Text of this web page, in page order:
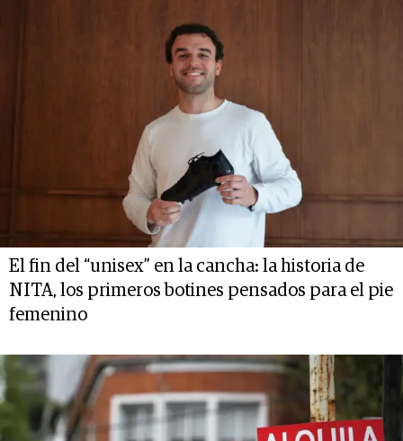
El fin del “unisex” en la cancha: la historia de
NITA, los primeros botines pensados para el pie
femenino